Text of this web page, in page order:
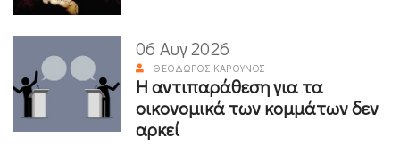
06 Αυγ 2026
ΘΕΌΔΩΡΟΣ ΚΑΡΟΎΝΟΣ
Η αντιπαράθεση για τα
οικονομικά των κομμάτων δεν
αρκεί